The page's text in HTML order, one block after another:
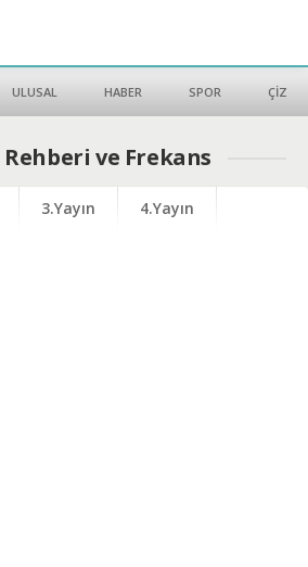
ULUSAL HABER SPOR ÇİZGİ
Rehberi ve Frekans
3.Yayın 4.Yayın